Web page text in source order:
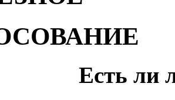
Есть ли